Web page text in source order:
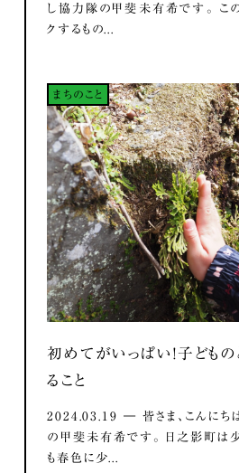
し協力隊の甲斐未有希です。 この
クするもの...
まちのこと
初めてがいっぱい！子ども
ること
2024.03.19 ― 皆さま、こんにち
の甲斐未有希です。 日之影町は少
も春色に少...